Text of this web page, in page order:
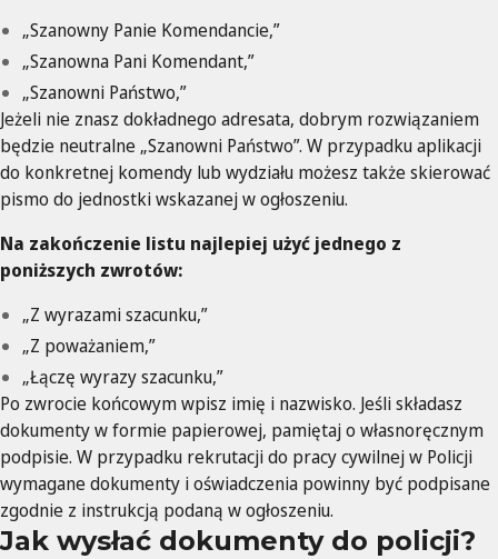
„Szanowny Panie Komendancie,”
„Szanowna Pani Komendant,”
„Szanowni Państwo,”
Jeżeli nie znasz dokładnego adresata, dobrym rozwiązaniem
będzie neutralne „Szanowni Państwo”. W przypadku aplikacji
do konkretnej komendy lub wydziału możesz także skierować
pismo do jednostki wskazanej w ogłoszeniu.
Na zakończenie listu najlepiej użyć jednego z
poniższych zwrotów:
„Z wyrazami szacunku,”
„Z poważaniem,”
„Łączę wyrazy szacunku,”
Po zwrocie końcowym wpisz imię i nazwisko. Jeśli składasz
dokumenty w formie papierowej, pamiętaj o własnoręcznym
podpisie. W przypadku rekrutacji do pracy cywilnej w Policji
wymagane dokumenty i oświadczenia powinny być podpisane
zgodnie z instrukcją podaną w ogłoszeniu.
Jak wysłać dokumenty do policji?